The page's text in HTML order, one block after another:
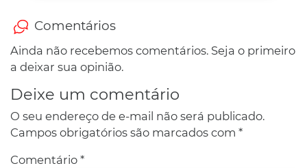
Comentários
Ainda não recebemos comentários. Seja o primeiro
a deixar sua opinião.
Deixe um comentário
O seu endereço de e-mail não será publicado.
Campos obrigatórios são marcados com *
Comentário *